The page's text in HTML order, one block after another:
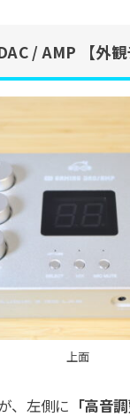
/ AMP 【外観
上面
、左側に 「高音